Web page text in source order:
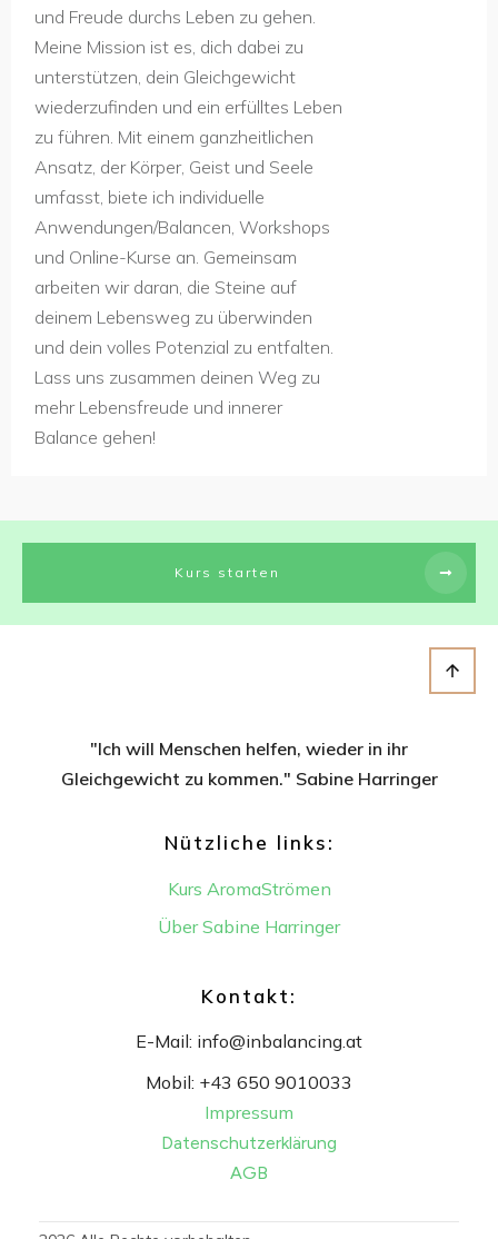
und Freude durchs Leben zu gehen.
Meine Mission ist es, dich dabei zu
unterstützen, dein Gleichgewicht
wiederzufinden und ein erfülltes Leben
zu führen. Mit einem ganzheitlichen
Ansatz, der Körper, Geist und Seele
umfasst, biete ich individuelle
Anwendungen/Balancen, Workshops
und Online-Kurse an. Gemeinsam
arbeiten wir daran, die Steine auf
deinem Lebensweg zu überwinden
und dein volles Potenzial zu entfalten.
Lass uns zusammen deinen Weg zu
mehr Lebensfreude und innerer
Balance gehen!
Kurs starten
"Ich will Menschen helfen, wieder in ihr
Gleichgewicht zu kommen." Sabine Harringer
Nützliche links:
Kurs AromaStrömen
Über Sabine Harringer
Kontakt:
E-Mail: info@inbalancing.at
Mobil: +43 650 9010033
Impressum
Datenschutzerklärung
AGB